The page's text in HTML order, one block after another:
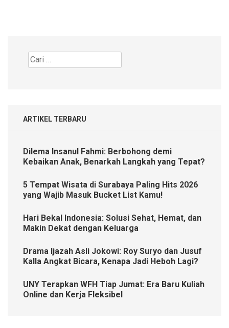
Cari
untuk:
ARTIKEL TERBARU
Dilema Insanul Fahmi: Berbohong demi
Kebaikan Anak, Benarkah Langkah yang Tepat?
5 Tempat Wisata di Surabaya Paling Hits 2026
yang Wajib Masuk Bucket List Kamu!
Hari Bekal Indonesia: Solusi Sehat, Hemat, dan
Makin Dekat dengan Keluarga
Drama Ijazah Asli Jokowi: Roy Suryo dan Jusuf
Kalla Angkat Bicara, Kenapa Jadi Heboh Lagi?
UNY Terapkan WFH Tiap Jumat: Era Baru Kuliah
Online dan Kerja Fleksibel